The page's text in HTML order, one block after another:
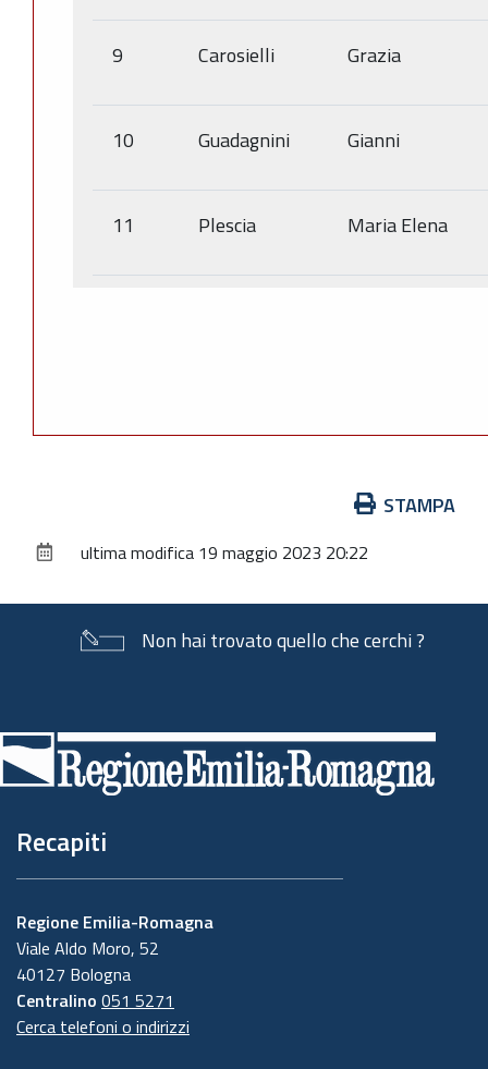
9 Carosielli Grazia
10 Guadagnini Gianni
11 Plescia Maria Elena
documento
STAMPA
ultima modifica 19 maggio 2023 20:22
Non hai trovato quello che cerchi ?
di
pagina
Recapiti
Regione Emilia-Romagna
Viale Aldo Moro, 52
40127 Bologna
Centralino 051 5271
Cerca telefoni o indirizzi